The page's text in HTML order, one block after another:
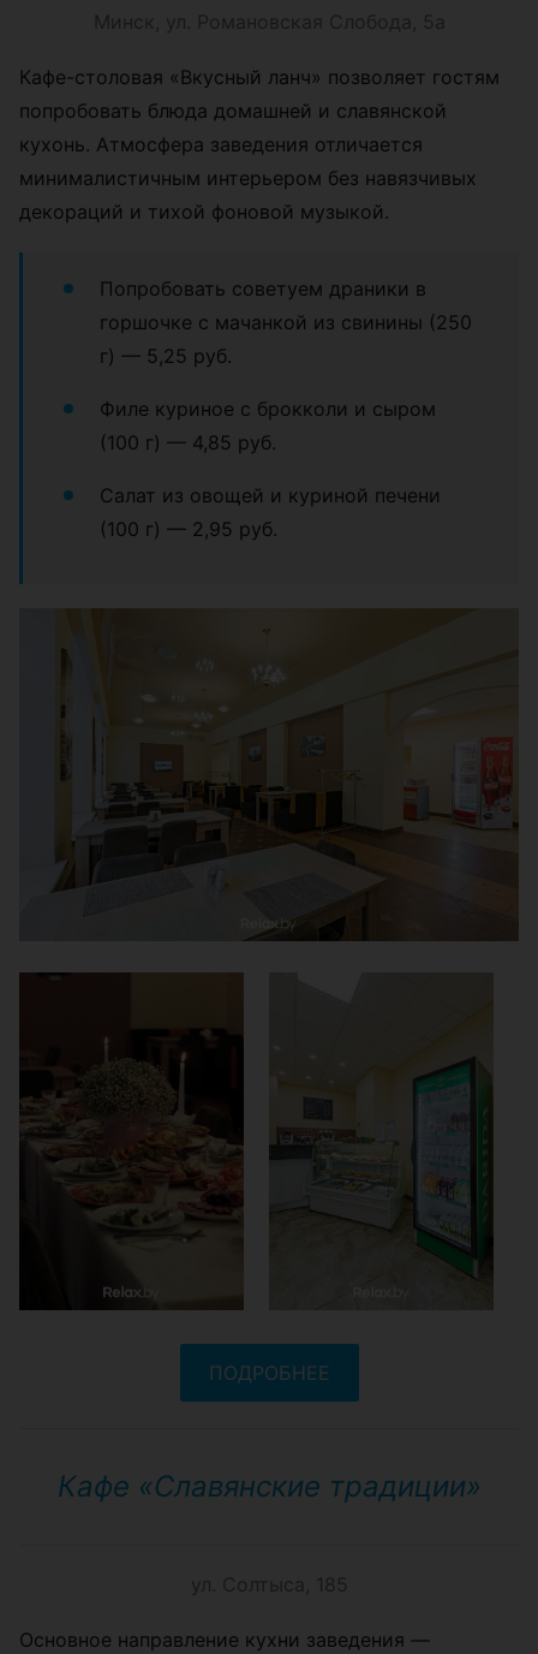
Минск, ул. Романовская Слобода, 5а
Кафе-столовая «Вкусный ланч» позволяет гостям
попробовать блюда домашней и славянской
кухонь. Атмосфера заведения отличается
минималистичным интерьером без навязчивых
декораций и тихой фоновой музыкой.
Попробовать советуем драники в
горшочке с мачанкой из свинины (250
г) — 5,25 руб.
Филе куриное с брокколи и сыром
(100 г) — 4,85 руб.
Салат из овощей и куриной печени
(100 г) — 2,95 руб.
ПОДРОБНЕЕ
Кафе «Славянские традиции»
ул. Солтыса, 185
Основное направление кухни заведения —